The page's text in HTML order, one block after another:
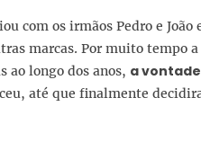
com os irmãos Pedro e João
marcas. Por muito tempo
ao longo dos anos, a
até que finalmente